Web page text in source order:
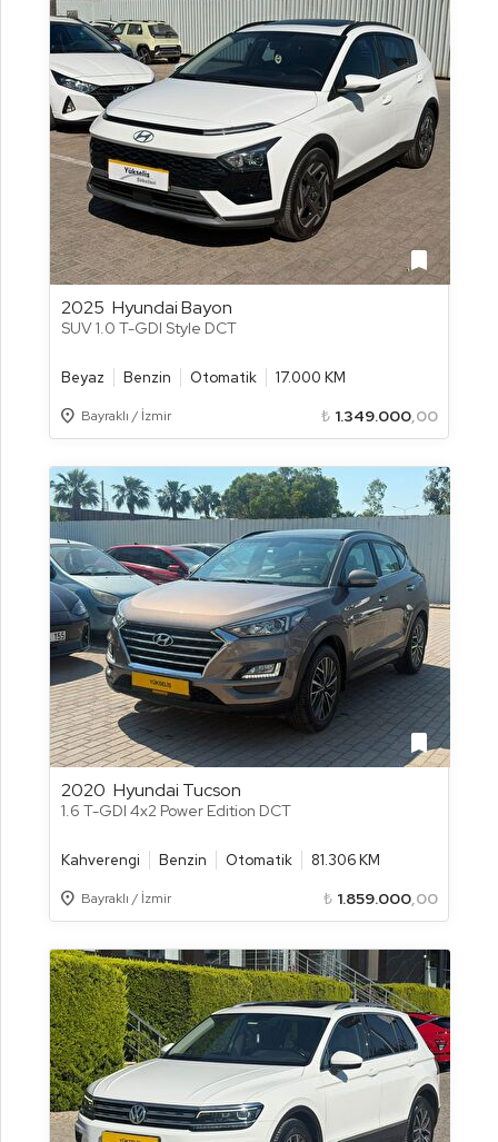
bookmark
2025 Hyundai Bayon
SUV 1.0 T-GDI Style DCT
Beyaz Benzin Otomatik 17.000 KM
Location_on Bayraklı / İzmir ₺ 1.349.000,00
bookmark
2020 Hyundai Tucson
1.6 T-GDI 4x2 Power Edition DCT
Kahverengi Benzin Otomatik 81.306 KM
Location_on Bayraklı / İzmir ₺ 1.859.000,00